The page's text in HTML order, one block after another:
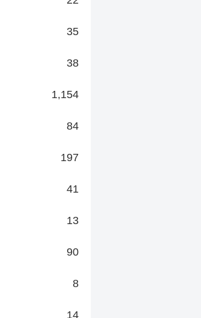
35
38
1,154
84
197
41
13
90
8
14